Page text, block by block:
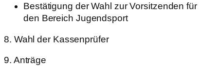
Bestätigung der Wahl zur Vorsitzenden für
den Bereich Jugendsport
8. Wahl der Kassenprüfer
9. Anträge